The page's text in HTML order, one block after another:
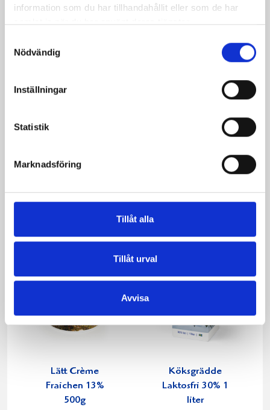
information som du har tillhandahållit eller som de har
samlat in när du har använt deras tjänster.
Nödvändig
Inställningar
Statistik
Marknadsföring
Tillåt alla
Tillåt urval
Avvisa
34% 500g
Lätt Crème
Fraichen 13%
500g
Köksgrädde
Laktosfri 30% 1
liter